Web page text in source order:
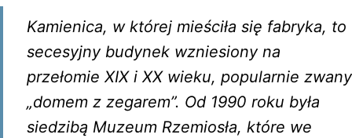
Kamienica, w której mieściła się fabryka, to
secesyjny budynek wzniesiony na
przełomie XIX i XX wieku, popularnie zwany
„domem z zegarem”. Od 1990 roku była
siedzibą Muzeum Rzemiosła, które we